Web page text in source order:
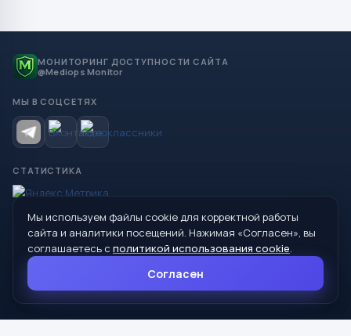
МОНИТОРИНГ ДОСТУПНОСТИ САЙТА
@Mediops Monitor
МЫ В СОЦСЕТЯХ
СТАТИСТИКА
© 2026 Управление образования Администрации МО
Сухой Лог
624800, Свердловская область, г. Сухой Лог, ул. Кирова, дом 7
8 (34373) 4-33-85
Мы используем файлы cookie для корректной работы
сайта и аналитики посещений. Нажимая «Согласен», вы
соглашаетесь с политикой использования cookie.
Согласен